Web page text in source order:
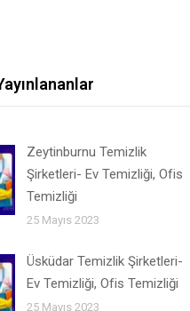
Zeytinburnu Temizlik
Şirketleri- Ev Temizliği, Ofis
Temizliği
25 Mayıs 2023
Üsküdar Temizlik Şirketleri-
Ev Temizliği, Ofis Temizliği
25 Mayıs 2023